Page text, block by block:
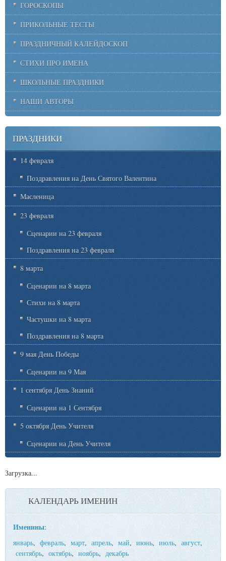
ГОРОСКОПЫ
ПРИКОЛЬНЫЕ ТЕСТЫ
ПРАЗДНИЧНЫЙ КАЛЕЙДОСКОП
СТИХИ ПРО ИМЕНА
ШКОЛЬНЫЕ ПРАЗДНИКИ
НАШИ АВТОРЫ
ПРАЗДНИКИ
14 февраля
Поздравления на День Святого Валентина
Масленица
23 февраля
Сценарии на 23 февраля
Поздравления на 23 февраля
8 марта
Сценарии на 8 марта
Стихи на 8 марта
Частушки на 8 марта
Поздравления на 8 марта
9 мая День Победы
Сценарии на 9 Мая
1 сентября День Знаний
Сценарии на 1 Сентября
5 октября День Учителя
Сценарии на День Учителя
Загрузка...
КАЛЕНДАРЬ ИМЕНИН
Именины:
январь, февраль, март, апрель,май, июнь, июль,август,
сентябрь,октябрь, ноябрь,декабрь